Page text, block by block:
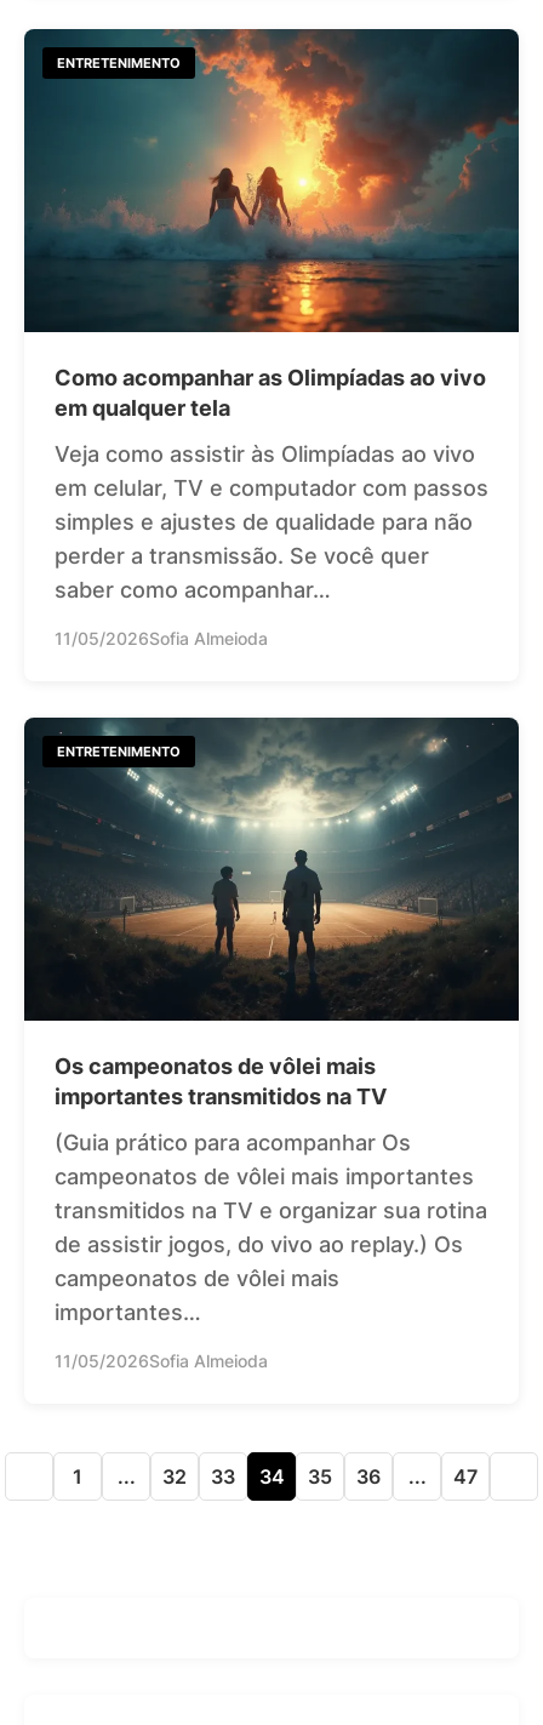
ENTRETENIMENTO
Como acompanhar as Olimpíadas ao vivo
em qualquer tela
Veja como assistir às Olimpíadas ao vivo
em celular, TV e computador com passos
simples e ajustes de qualidade para não
perder a transmissão. Se você quer
saber como acompanhar…
11/05/2026Sofia Almeioda
ENTRETENIMENTO
Os campeonatos de vôlei mais
importantes transmitidos na TV
(Guia prático para acompanhar Os
campeonatos de vôlei mais importantes
transmitidos na TV e organizar sua rotina
de assistir jogos, do vivo ao replay.) Os
campeonatos de vôlei mais
importantes…
11/05/2026Sofia Almeioda
1 ... 32 33 34 35 36 ... 47